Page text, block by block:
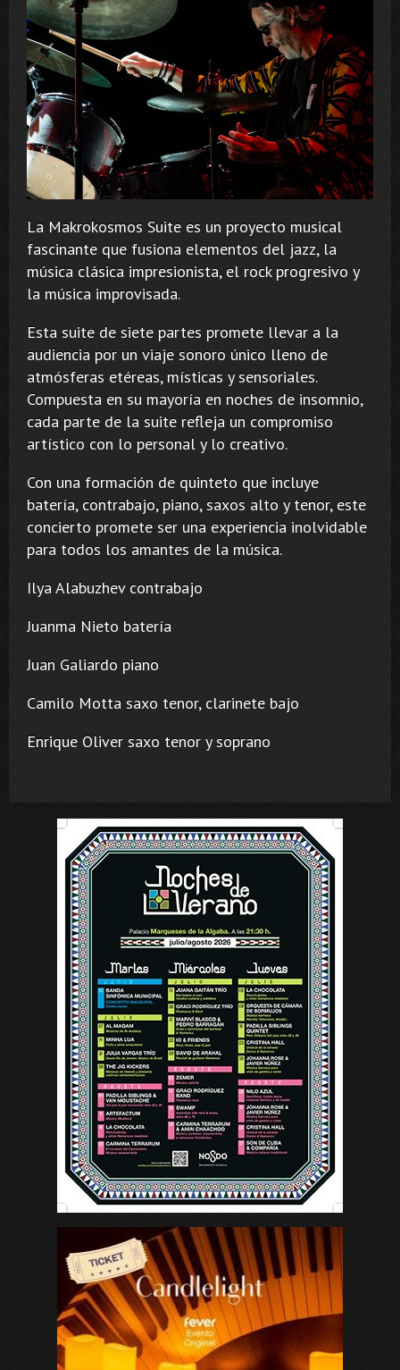
La Makrokosmos Suite es un proyecto musical
fascinante que fusiona elementos del jazz, la
música clásica impresionista, el rock progresivo y
la música improvisada.
Esta suite de siete partes promete llevar a la
audiencia por un viaje sonoro único lleno de
atmósferas etéreas, místicas y sensoriales.
Compuesta en su mayoría en noches de insomnio,
cada parte de la suite refleja un compromiso
artístico con lo personal y lo creativo.
Con una formación de quinteto que incluye
batería, contrabajo, piano, saxos alto y tenor, este
concierto promete ser una experiencia inolvidable
para todos los amantes de la música.
Ilya Alabuzhev contrabajo
Juanma Nieto batería
Juan Galiardo piano
Camilo Motta saxo tenor, clarinete bajo
Enrique Oliver saxo tenor y soprano